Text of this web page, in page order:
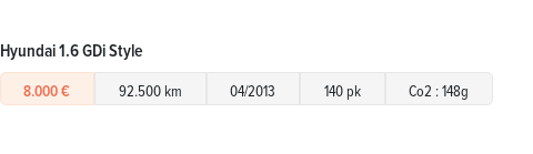
Hyundai 1.6 GDi Style
8.000 € 92.500 km 04/2013 140 pk Co2 : 148g